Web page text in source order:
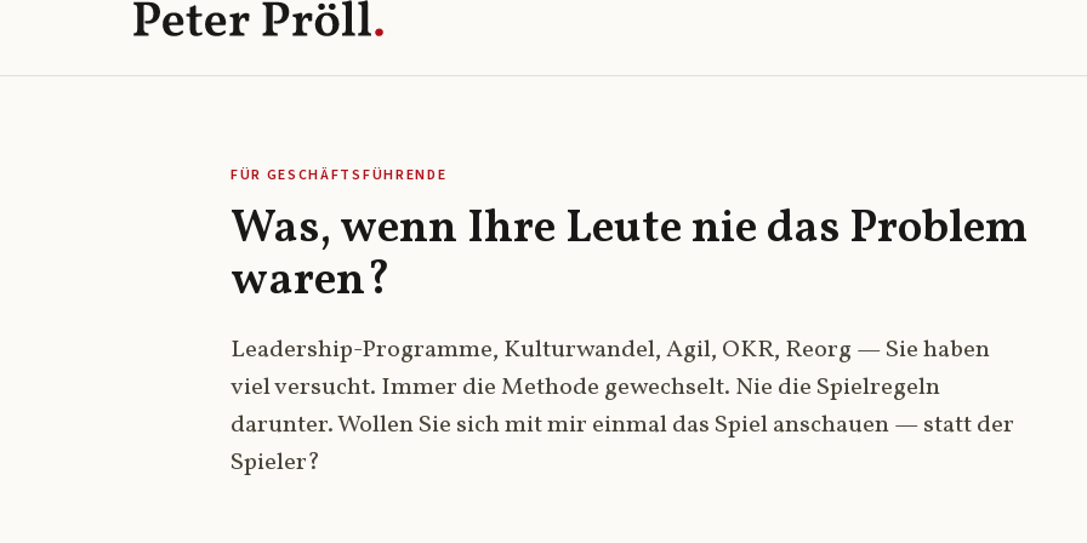
FÜR GESCHÄFTSFÜHRENDE
Was, wenn Ihre Leute nie das Problem
waren?
Leadership-Programme, Kulturwandel, Agil, OKR, Reorg — Sie haben
viel versucht. Immer die Methode gewechselt. Nie die Spielregeln
darunter. Wollen Sie sich mit mir einmal das Spiel anschauen — statt der
Spieler?